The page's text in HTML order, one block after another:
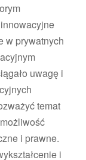
w prywatnych
uwagę i
temat
i prawne.
i